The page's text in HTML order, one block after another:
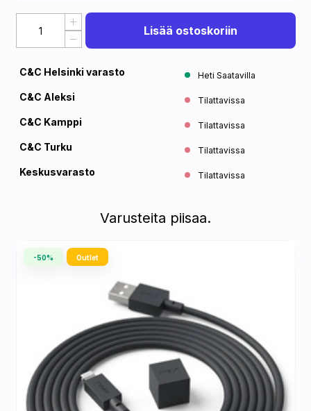
Lisää ostoskoriin
C&C Helsinki varasto Heti Saatavilla
C&C Aleksi Tilattavissa
C&C Kamppi Tilattavissa
C&C Turku Tilattavissa
Keskusvarasto Tilattavissa
Varusteita piisaa.
-50% Outlet